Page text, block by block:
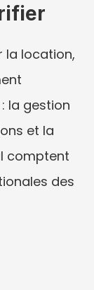
la location,
la gestion
et la
comptent
des